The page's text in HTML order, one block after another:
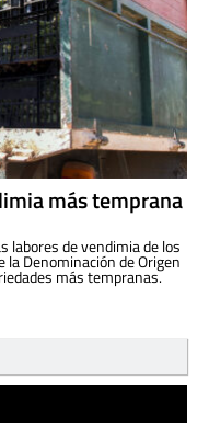
más temprana
labores de vendimia de los
Denominación de Origen
más tempranas.